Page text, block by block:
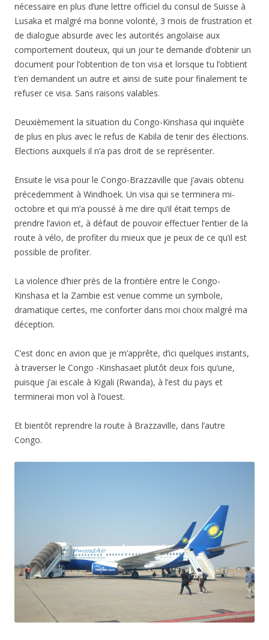
nécessaire en plus d’une lettre officiel du consul de Suisse à
Lusaka et malgré ma bonne volonté, 3 mois de frustration et
de dialogue absurde avec les autorités angolaise aux
comportement douteux, qui un jour te demande d’obtenir un
document pour l’obtention de ton visa et lorsque tu l’obtient
t’en demandent un autre et ainsi de suite pour finalement te
refuser ce visa. Sans raisons valables.
Deuxièmement la situation du Congo-Kinshasa qui inquiète
de plus en plus avec le refus de Kabila de tenir des élections.
Elections auxquels il n’a pas droit de se représenter.
Ensuite le visa pour le Congo-Brazzaville que j’avais obtenu
précedemment à Windhoek. Un visa qui se terminera mi-
octobre et qui m’a poussé à me dire qu’il était temps de
prendre l’avion et, à défaut de pouvoir effectuer l’entier de la
route à vélo, de profiter du mieux que je peux de ce qu’il est
possible de profiter.
La violence d’hier près de la frontière entre le Congo-
Kinshasa et la Zambie est venue comme un symbole,
dramatique certes, me conforter dans moi choix malgré ma
déception.
C’est donc en avion que je m’apprête, d’ici quelques instants,
à traverser le Congo -Kinshasaet plutôt deux fois qu’une,
puisque j’ai escale à Kigali (Rwanda), à l’est du pays et
terminerai mon vol à l’ouest.
Et bientôt reprendre la route à Brazzaville, dans l’autre
Congo.